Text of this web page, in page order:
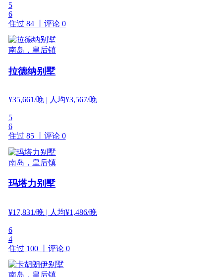
5
6
住过 84 丨 评论 0
南岛，皇后镇
拉德纳别墅
¥35,661/晚| 人均¥3,567/晚
5
6
住过 85 丨 评论 0
南岛，皇后镇
玛塔力别墅
¥17,831/晚| 人均¥1,486/晚
6
4
住过 100 丨 评论 0
南岛，皇后镇